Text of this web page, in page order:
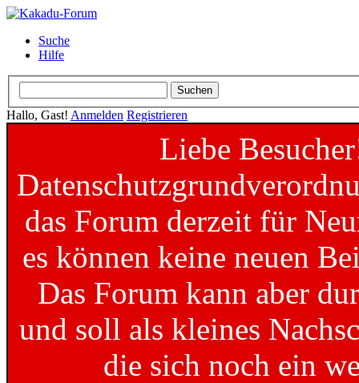
Suche
Hilfe
Hallo, Gast! Anmelden Registrieren
Liebe
das Forum derzeit für
es können keine neuen
Das Forum kann aber
und soll als kleines
die sich noch ein